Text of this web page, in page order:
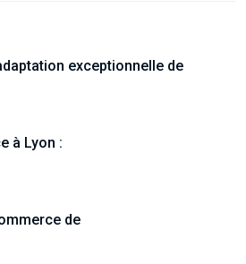
exceptionnelle de
à Lyon :
de